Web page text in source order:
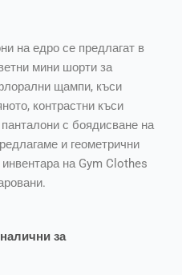
на едро се предлагат в
мини шорти за
щампи, къси
контрастни къси
с боядисване на
и геометрични
на Gym Clothes
за